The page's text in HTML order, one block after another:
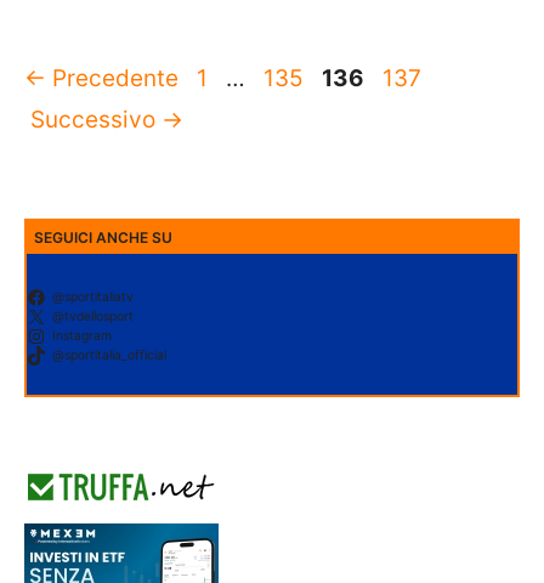
← Precedente Pagina
1 … Pagina
135 Pagina
136 Pagina
137
Successivo →
SEGUICI ANCHE SU
@sportitaliatv
@tvdellosport
Instagram
@sportitalia_official